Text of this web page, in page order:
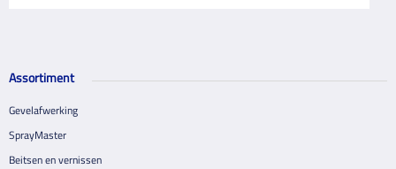
Assortiment
Gevelafwerking
SprayMaster
Beitsen en vernissen